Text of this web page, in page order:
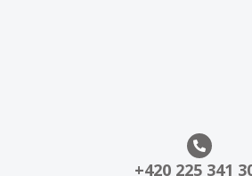
+420 225 341